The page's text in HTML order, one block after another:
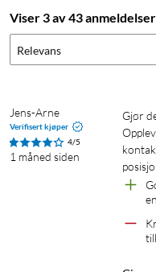
Viser 3 av 43 anmeldelser
Relevans
Jens-Arne
Verifisert kjøper
4/5
1 måned siden
Gjør det den lover.